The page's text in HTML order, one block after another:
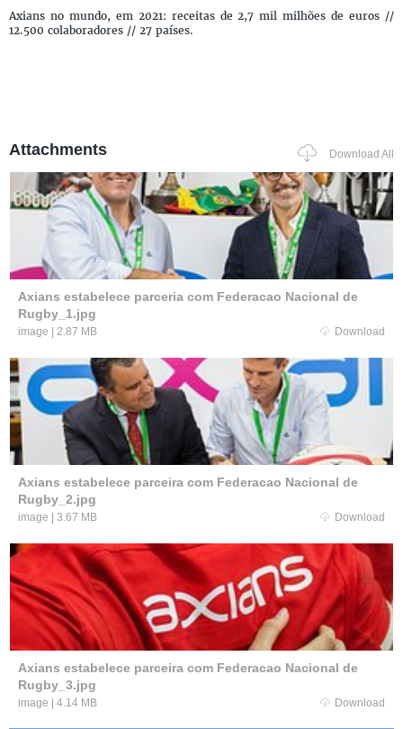
Axians no mundo, em 2021: receitas de 2,7 mil milhões de euros //
12.500 colaboradores // 27 países.
Attachments Download All
Axians estabelece parceria com Federacao Nacional de
Rugby_1.jpg
image 2.87 MB Download
Axians estabelece parceira com Federacao Nacional de
Rugby_2.jpg
image 3.67 MB Download
Axians estabelece parceira com Federacao Nacional de
Rugby_3.jpg
image 4.14 MB Download